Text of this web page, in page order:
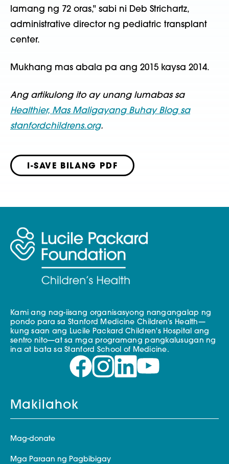
lamang ng 72 oras," sabi ni Deb Strichartz,
administrative director ng pediatric transplant
center.
Mukhang mas abala pa ang 2015 kaysa 2014.
Ang artikulong ito ay unang lumabas sa
Healthier, Mas Maligayang Buhay Blog sa
stanfordchildrens.org.
I-SAVE BILANG PDF
Kami ang nag-iisang organisasyong nangangalap ng
pondo para sa Stanford Medicine Children's Health—
kung saan ang Lucile Packard Children's Hospital ang
sentro nito—at sa mga programang pangkalusugan ng
ina at bata sa Stanford School of Medicine.
Makilahok
Mag-donate
Mga Paraan ng Pagbibigay